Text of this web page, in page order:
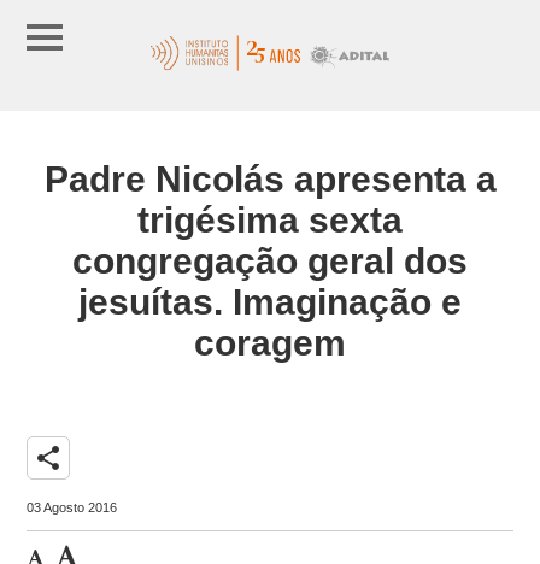
Padre Nicolás apresenta a
trigésima sexta
congregação geral dos
jesuítas. Imaginação e
coragem
share
03 Agosto 2016